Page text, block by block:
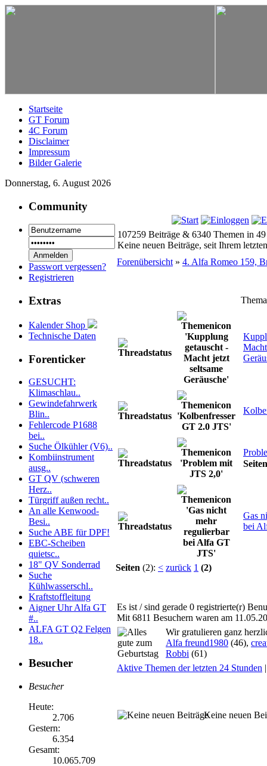
Startseite
GT Forum
4C Forum
Disclaimer
Impressum
Bilder Galerie
Donnerstag, 6. August 2026
Community
Passwort vergessen?
Registrieren
Extras
Kalender Shop
Technische Daten
Forenticker
GESUCHT:
Klimaschlau..
Gewindefahrwerk
Blin..
Fehlercode P1688
bei..
Suche Ölkühler (V6)..
Kombiinstrument
ausg..
GT QV (schweren
Herz..
Türgriff außen recht..
An alle Kenwood-
Besi..
Suche ABE für DPF!
EBC-Scheiben
quietsc..
18" QV Sonderrad
Suche
Kühlwasserschl..
Kraftstoffleitung
Aigner Uhr Alfa GT
#..
ALFA GT Q2 Felgen
18..
Besucher
Besucher
Heute:
2.706
Gestern:
6.354
Gesamt:
10.065.709
107259 Beiträge & 6340 Themen in
Keine neuen Beiträge, seit Ihrem
Forenübersicht » 4. Alfa Romeo 159,
Thema
Seiten
Gas
bei
Seiten (2): < zurück 1 (2)
Es ist / sind gerade 0 registrierte(r)
Mit 6811 Besuchern waren am
Wir gratulieren ganz
Alfa freund1980 (46),
Robbi (61)
Aktive Themen der letzten 24 Stunden
Keine neuen